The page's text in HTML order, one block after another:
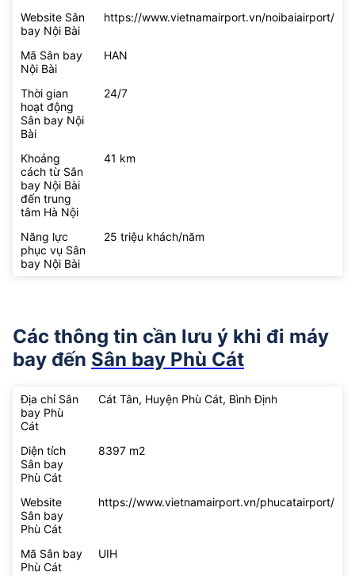
Website Sân
bay Nội Bài
https://www.vietnamairport.vn/noibaiairport/
Mã Sân bay
Nội Bài
HAN
Thời gian
hoạt động
Sân bay Nội
Bài
24/7
Khoảng
cách từ Sân
bay Nội Bài
đến trung
tâm Hà Nội
41 km
Năng lực
phục vụ Sân
bay Nội Bài
25 triệu khách/năm
Các thông tin cần lưu ý khi đi máy
bay đến Sân bay Phù Cát
Địa chỉ Sân
bay Phù
Cát
Cát Tân, Huyện Phù Cát, Bình Định
Diện tích
Sân bay
Phù Cát
8397 m2
Website
Sân bay
Phù Cát
https://www.vietnamairport.vn/phucatairport/
Mã Sân bay
Phù Cát
UIH